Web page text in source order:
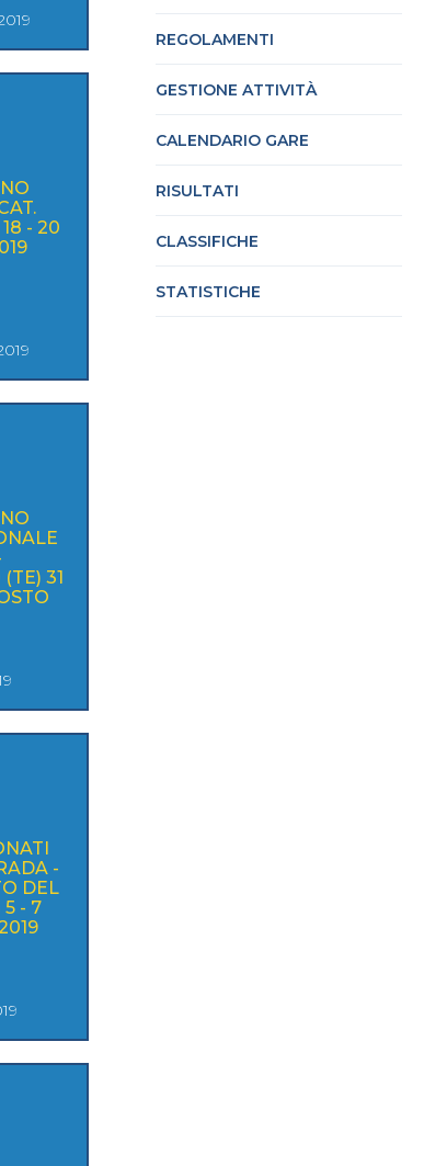
- 20
31
-
DEL
- 7
REGOLAMENTI
GESTIONE ATTIVITÀ
CALENDARIO GARE
RISULTATI
CLASSIFICHE
STATISTICHE
Cookie policy